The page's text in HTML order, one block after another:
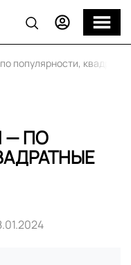
популярности,
— ПО